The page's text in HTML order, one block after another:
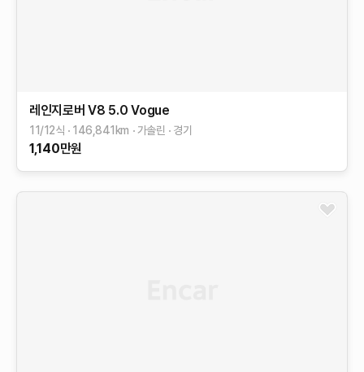
레인지로버 V8 5.0 Vogue
11/12식 146,841 km 가솔린 경기
1,140만원